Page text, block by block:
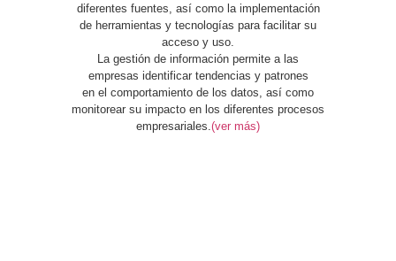
diferentes fuentes, así como la implementación
de herramientas y tecnologías para facilitar su
acceso y uso.
La gestión de información permite a las
empresas identificar tendencias y patrones
en el comportamiento de los datos, así como
monitorear su impacto en los diferentes procesos
empresariales. (ver más)